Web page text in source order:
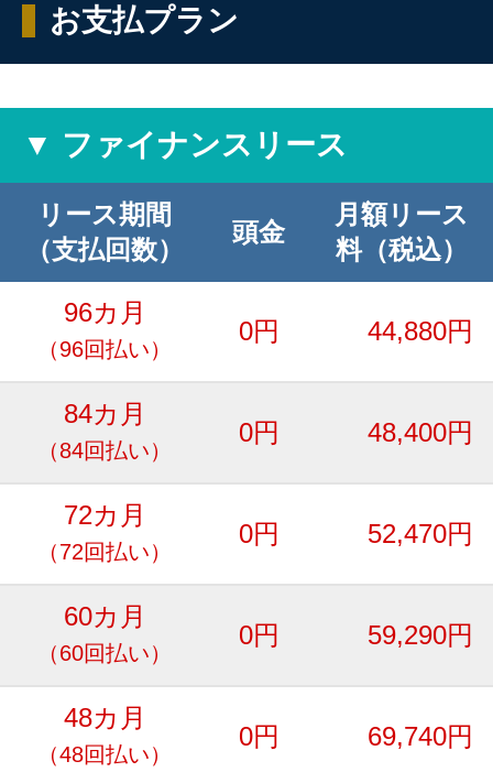
お支払プラン
▼ ファイナンスリース
リース期間
（支払回数）
頭金
月額リース
料（税込）
96カ月
（96回払い）
0円 44,880円
84カ月
（84回払い）
0円 48,400円
72カ月
（72回払い）
0円 52,470円
60カ月
（60回払い）
0円 59,290円
48カ月
（48回払い）
0円 69,740円